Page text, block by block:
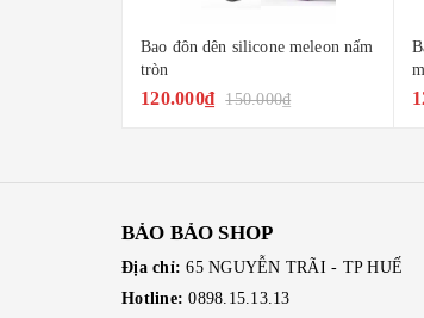
Bao đôn dên silicone meleon nấm
tròn
120.000₫ 150.000₫
BẢO BẢO SHOP
Địa chỉ:65 NGUYỄN TRÃI - TP HUẾ
Hotline: 0898.15.13.13